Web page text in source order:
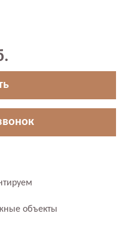
объекты